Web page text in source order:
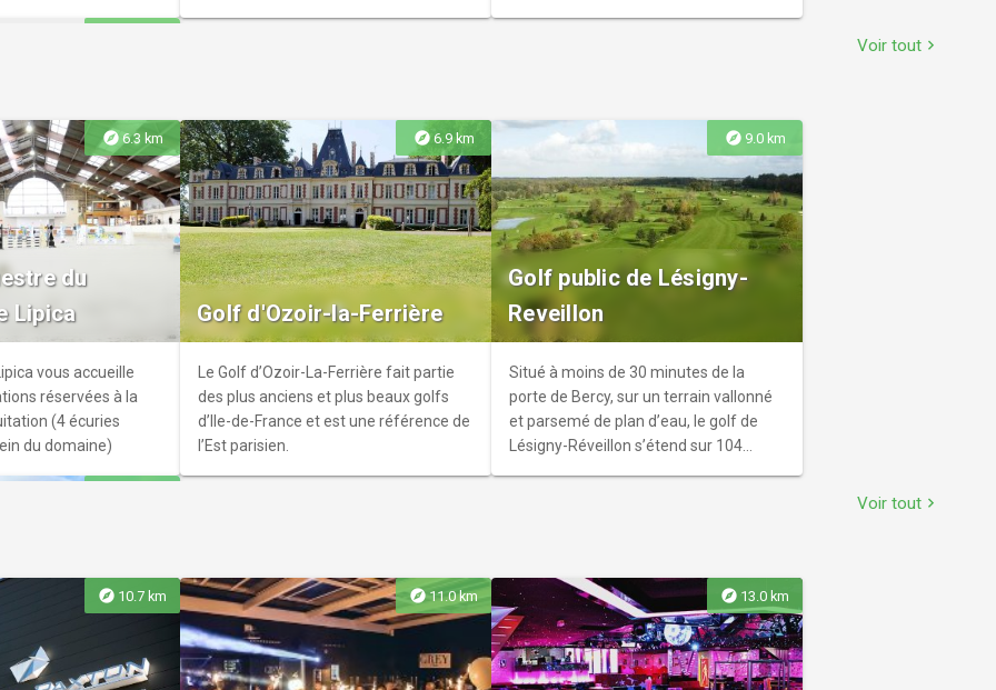
Evrin
terres agricoles
les bâtiments, le parc
à
Ses
des paysages
environnante:
petit bois...
Voir tout chevron_right
explore 6.3 km
du
Lipica
vous accueille
réservées à la
(4 écuries
du domaine)
explore 6.9 km
Golf d'Ozoir-la-Ferrière
Le Golf d’Ozoir-La-Ferrière fait partie
des plus anciens et plus beaux golfs
d’Ile-de-France et est une référence de
l’Est parisien.
explore 9.0 km
Golf public de Lésigny-
Reveillon
Situé à moins de 30 minutes de la
porte de Bercy, sur un terrain vallonné
et parsemé de plan d’eau, le golf de
Lésigny-Réveillon s’étend sur 104
Voir tout chevron_right
explore 10.7 km explore 11.0 km explore 13.0 km